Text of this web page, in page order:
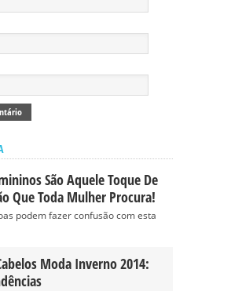
São Aquele Toque De
Que Toda Mulher Procura!
podem fazer confusão com esta
Moda Inverno 2014: